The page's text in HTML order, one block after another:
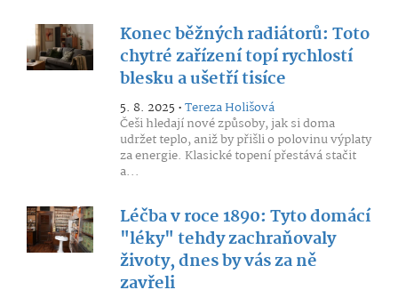
Konec běžných radiátorů: Toto
chytré zařízení topí rychlostí
blesku a ušetří tisíce
5. 8. 2025 •Tereza Holišová
Češi hledají nové způsoby, jak si doma
udržet teplo, aniž by přišli o polovinu výplaty
za energie. Klasické topení přestává stačit
a...
Léčba v roce 1890: Tyto domácí
"léky" tehdy zachraňovaly
životy, dnes by vás za ně
zavřeli